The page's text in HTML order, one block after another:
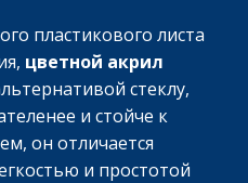
пластикового листа
цветной акрил
стеклу,
и стойче к
он отличается
и простотой